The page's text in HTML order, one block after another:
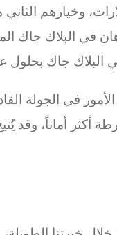
البلاك جاك
جاك بحلول عام
في الجولة
أماناً، وقد